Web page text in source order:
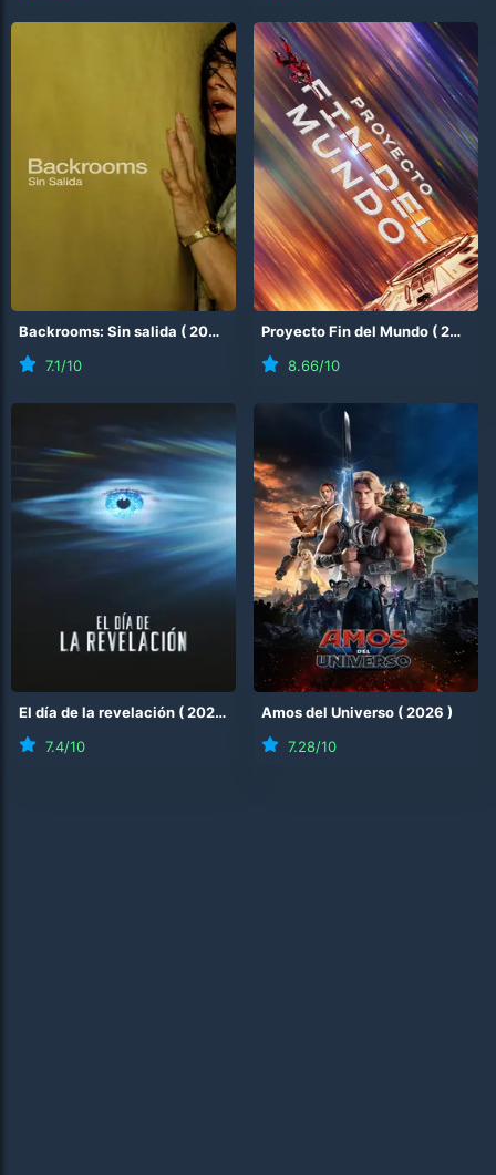
Backrooms: Sin salida (2026
7.1/10
Proyecto Fin del Mundo (2026
8.66/10
El día de la revelación (2026 )
7.4/10
Amos del Universo (2026 )
7.28/10